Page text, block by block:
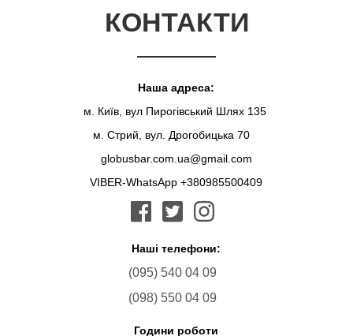
КОНТАКТИ
Наша адреса:
м. Київ, вул Пирогівський Шлях 135
м. Стрий, вул. Дрогобицька 70
globusbar.com.ua@gmail.com
VIBER-WhatsApp +380985500409
Наші телефони:
(095) 540 04 09
(098) 550 04 09
Години роботи